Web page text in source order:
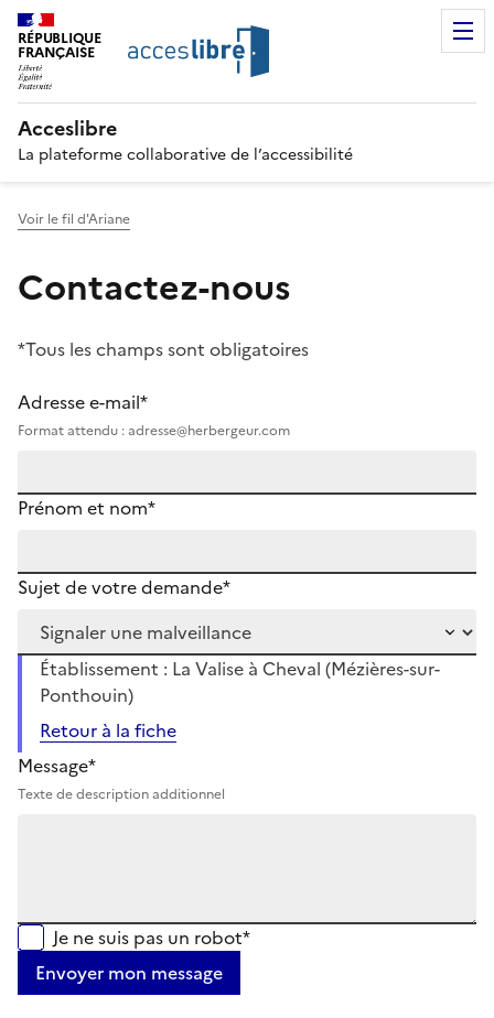
RÉPUBLIQUE
FRANÇAISE
Acceslibre
La plateforme collaborative de l’accessibilité
Voir le fil d'Ariane
Contactez-nous
*Tous les champs sont obligatoires
Adresse e-mail*
Format attendu : adresse@herbergeur.com
Prénom et nom*
Sujet de votre demande*
Établissement : La Valise à Cheval (Mézières-sur-
Ponthouin)
Retour à la fiche
Message*
Texte de description additionnel
Je ne suis pas un robot*
Envoyer mon message